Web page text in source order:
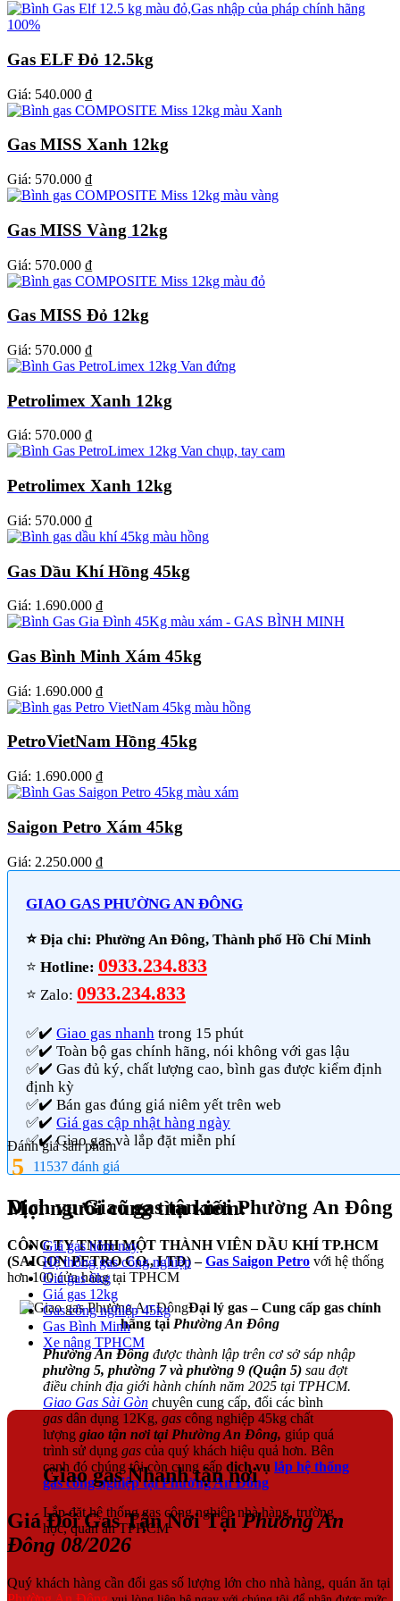
Gas ELF Đỏ 12.5kg
Giá: 540.000 ₫
Gas MISS Xanh 12kg
Giá: 570.000 ₫
Gas MISS Vàng 12kg
Giá: 570.000 ₫
Gas MISS Đỏ 12kg
Giá: 570.000 ₫
Petrolimex Xanh 12kg
Giá: 570.000 ₫
Petrolimex Xanh 12kg
Giá: 570.000 ₫
Gas Dầu Khí Hồng 45kg
Giá: 1.690.000 ₫
Gas Bình Minh Xám 45kg
Giá: 1.690.000 ₫
PetroVietNam Hồng 45kg
Giá: 1.690.000 ₫
Saigon Petro Xám 45kg
Giá: 2.250.000 ₫
GIAO GAS PHƯỜNG AN ĐÔNG
⭐️ Địa chỉ: Phường An Đông, Thành phố Hồ Chí Minh
⭐️ Hotline: 0933.234.833
⭐️ Zalo: 0933.234.833
✅✔️ Giao gas nhanh trong 15 phút
✅✔️ Toàn bộ gas chính hãng, nói không với gas lậu
✅✔️ Gas đủ ký, chất lượng cao, bình gas được kiểm định
định kỳ
✅✔️ Bán gas đúng giá niêm yết trên web
✅✔️ Giá gas cập nhật hàng ngày
✅✔️ Giao gas và lắp đặt miễn phí
Dịch vụ Giao gas tận nơiPhường An Đông
CÔNG TY TNHH MỘT THÀNH VIÊN DẦU KHÍ TP.HCM
(SAIGON PETRO CO., LTD) –Gas Saigon Petro với hệ thống
hơn 100 cửa hàng tại TPHCM
Đại lý gas – Cung cấp gas chính
hãng tại Phường An Đông
Phường An Đông được thành lập trên cơ sở sáp nhập
phường 5, phường 7 và phường 9 (Quận 5) sau đợt
điều chỉnh địa giới hành chính năm 2025 tại TPHCM.
Giao Gas Sài Gòn chuyên cung cấp, đổi các bình
gas dân dụng 12Kg, gas công nghiệp 45kg chất
lượng giao tận nơi tại Phường An Đông, giúp quá
trình sử dụng gas của quý khách hiệu quả hơn. Bên
cạnh đó chúng tôi còn cung cấp dịch vụ lắp hệ thống
gas công nghiệp tại Phường An Đông
Giá Đổi Gas Tận Nơi TạiPhường An
Đông 08/2026
Quý khách hàng cần đổi gas số lượng lớn cho nhà hàng, quán ăn tại
Đánh giá sản phẩm
5 11537 đánh giá
Mọi người cũng tìm kiếm:
Giá gas hôm nay
Hệ thống gas công nghiệp
Giá gas 6kg
Giá gas 12kg
Gas công nghiệp 45kg
Gas Bình Minh
Xe nâng TPHCM
Giao gas Nhanh tận nơi
Lắp đặt hệ thống gas công nghiệp nhà hàng, trường
học, quán ăn TPHCM